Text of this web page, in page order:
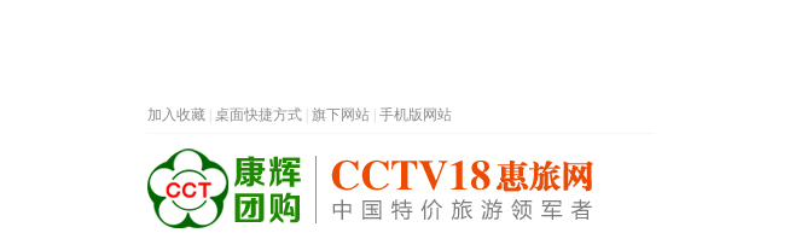
加入收藏 桌面快捷方式 旗下网站 手机版网站